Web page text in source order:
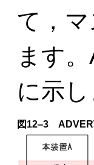
て，
ます
に示し
図12‒3